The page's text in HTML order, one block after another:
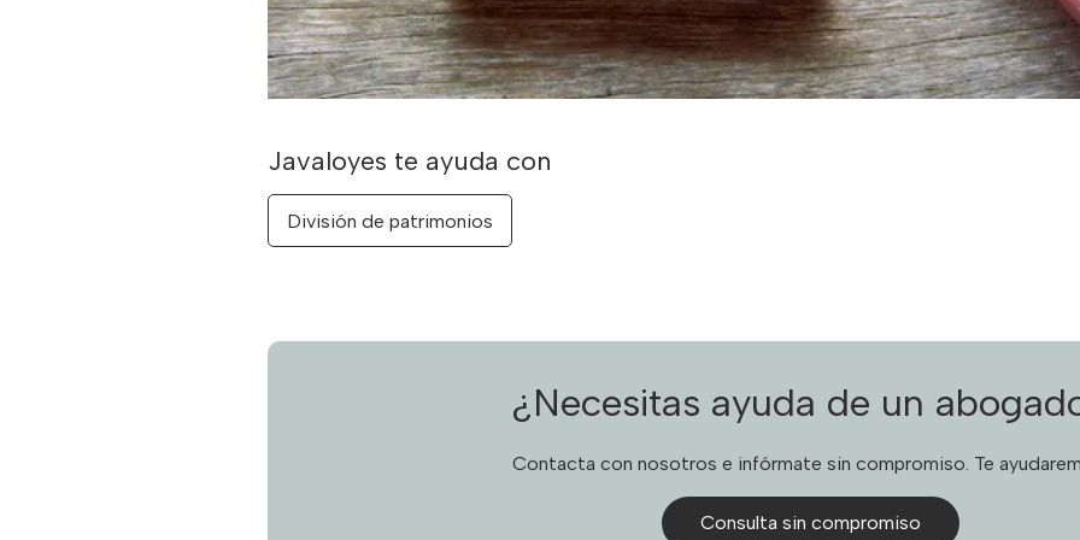
División de patrimonios
¿Necesitas ayuda de un
Contacta con nosotros e infórmate sin compromiso. Te
Consulta sin compromiso